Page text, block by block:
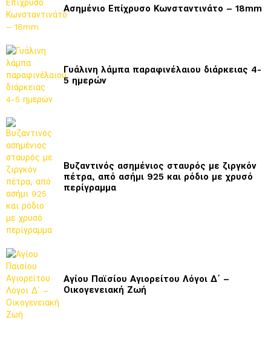
Ασημένιο Επίχρυσο Κωνσταντινάτο – 18mm
Γυάλινη λάμπα παραφινέλαιου διάρκειας 4-
5 ημερών
Βυζαντινός ασημένιος σταυρός με ζιργκόν
πέτρα, από ασήμι 925 και ρόδιο με χρυσό
περίγραμμα
Αγίου Παϊσίου Αγιορείτου Λόγοι Δ΄ –
Οικογενειακή Ζωή